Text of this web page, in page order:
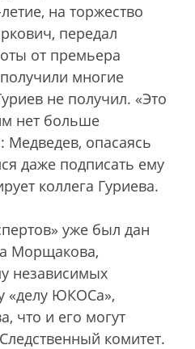
на торжество
передал
от премьера
многие
не получил. «Это
нет больше
опасаясь
даже подписать ему
коллега Гуриева.
уже был дан
Морщакова,
независимых
«делу ЮКОСа»,
что и его могут
комитет.